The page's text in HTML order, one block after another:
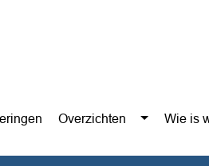
Overzichten Wie is